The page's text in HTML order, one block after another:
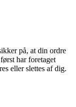
på, at din ordre
har foretaget
eller slettes af dig.